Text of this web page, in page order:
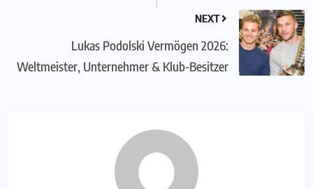
NEXT
Lukas Podolski Vermögen 2026:
Weltmeister, Unternehmer & Klub-Besitzer